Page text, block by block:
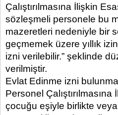
Çalıştırılmasına İlişkin
sözleşmeli personele bu
mazeretleri nedeniyle bir
geçmemek üzere yıllık
izni verilebilir.” şeklinde
verilmiştir.
Evlat Edinme izni
Personel
çocuğu eşiyle birlikte